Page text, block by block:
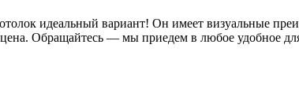
идеальный вариант! Он имеет визуальные
цена. Обращайтесь — мы приедем в любое удобное